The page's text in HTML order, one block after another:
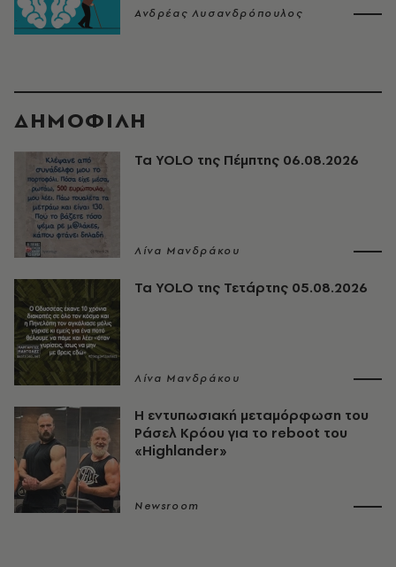
Ανδρέας Λυσανδρόπουλος
ΔΗΜΟΦΙΛΗ
Τα YOLO της Πέμπτης 06.08.2026
Λίνα Μανδράκου
Τα YOLO της Τετάρτης 05.08.2026
Λίνα Μανδράκου
Η εντυπωσιακή μεταμόρφωση του
Ράσελ Κρόου για το reboot του
«Highlander»
Newsroom